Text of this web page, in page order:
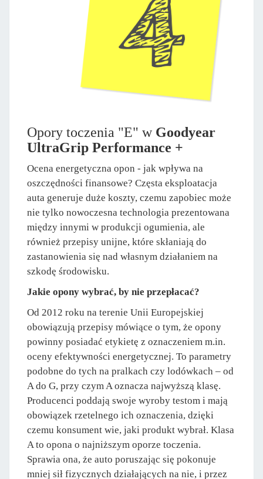
Opory toczenia "E" w Goodyear
UltraGrip Performance +
Ocena energetyczna opon - jak wpływa na
oszczędności finansowe? Częsta eksploatacja
auta generuje duże koszty, czemu zapobiec może
nie tylko nowoczesna technologia prezentowana
między innymi w produkcji ogumienia, ale
również przepisy unijne, które skłaniają do
zastanowienia się nad własnym działaniem na
szkodę środowisku.
Jakie opony wybrać, by nie przepłacać?
Od 2012 roku na terenie Unii Europejskiej
obowiązują przepisy mówiące o tym, że opony
powinny posiadać etykietę z oznaczeniem m.in.
oceny efektywności energetycznej. To parametry
podobne do tych na pralkach czy lodówkach – od
A do G, przy czym A oznacza najwyższą klasę.
Producenci poddają swoje wyroby testom i mają
obowiązek rzetelnego ich oznaczenia, dzięki
czemu konsument wie, jaki produkt wybrał. Klasa
A to opona o najniższym oporze toczenia.
Sprawia ona, że auto poruszając się pokonuje
mniej sił fizycznych działających na nie, i przez